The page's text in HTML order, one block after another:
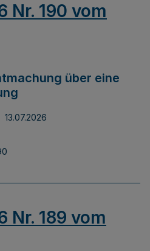
Nr. 190 vom
über eine
13.07.2026
Nr. 189 vom